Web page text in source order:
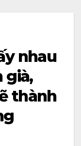
nhau
già,
thành